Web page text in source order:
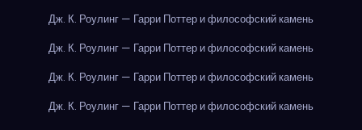
Дж. К. Роулинг — Гарри Поттер и философский камень
Дж. К. Роулинг — Гарри Поттер и философский камень
Дж. К. Роулинг — Гарри Поттер и философский камень
Дж. К. Роулинг — Гарри Поттер и философский камень